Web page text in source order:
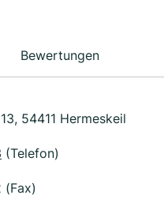
Bewertungen
54411 Hermeskeil
(Telefon)